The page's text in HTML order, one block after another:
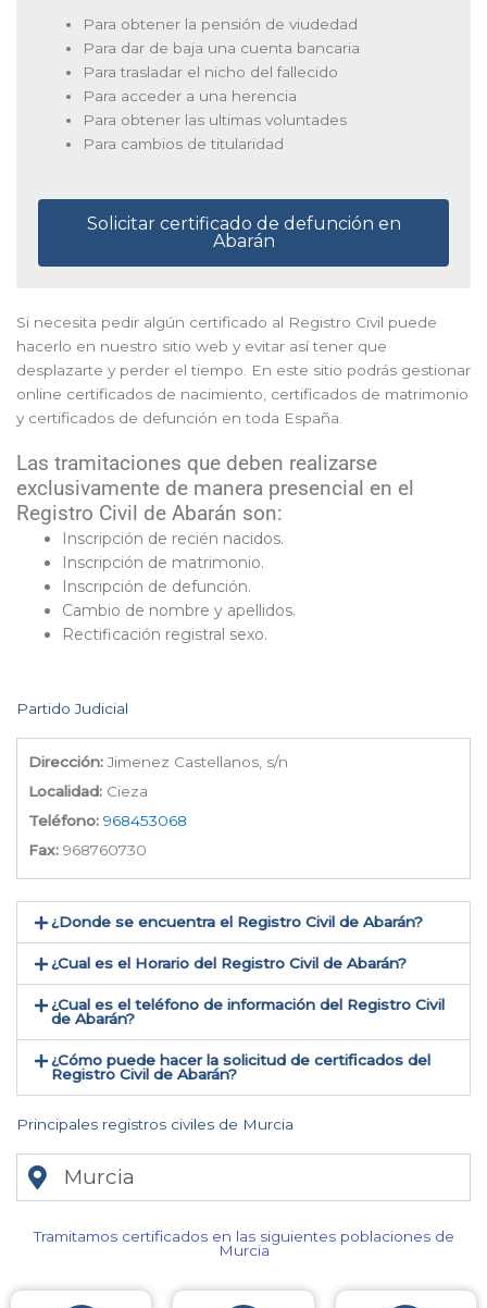
Para obtener la pensión de viudedad
Para dar de baja una cuenta bancaria
Para trasladar el nicho del fallecido
Para acceder a una herencia
Para obtener las ultimas voluntades
Para cambios de titularidad
Solicitar certificado de defunción en
Abarán
Si necesita pedir algún certificado al Registro Civil puede
hacerlo en nuestro sitio web y evitar así tener que
desplazarte y perder el tiempo. En este sitio podrás gestionar
online certificados de nacimiento, certificados de matrimonio
y certificados de defunción en toda España.
Las tramitaciones que deben realizarse
exclusivamente de manera presencial en el
Registro Civil de Abarán son:
Inscripción de recién nacidos.
Inscripción de matrimonio.
Inscripción de defunción.
Cambio de nombre y apellidos.
Rectificación registral sexo.
Partido Judicial
Dirección: Jimenez Castellanos, s/n
Localidad: Cieza
Teléfono: 968453068
Fax: 968760730
¿Donde se encuentra el Registro Civil de Abarán​?
¿Cual es el Horario del Registro Civil de Abarán?
¿Cual es el teléfono de información del Registro Civil
de Abarán​?
¿Cómo puede hacer la solicitud de certificados del
Registro Civil de Abarán​?
Principales registros civiles de Murcia
Murcia
Tramitamos certificados en las siguientes poblaciones de
Murcia​